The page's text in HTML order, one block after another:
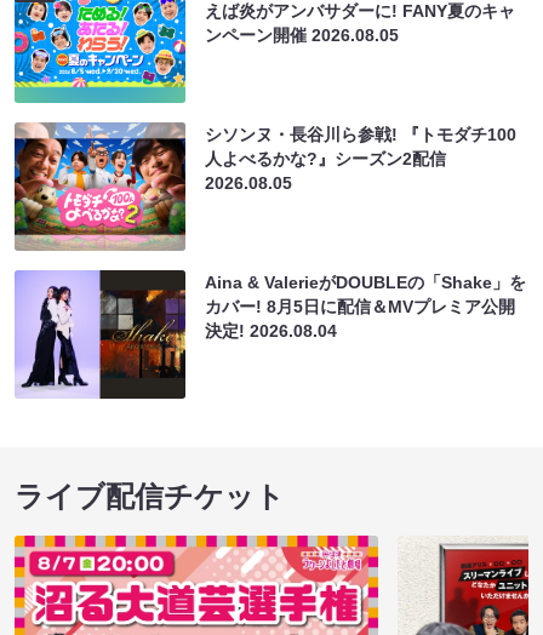
えば炎がアンバサダーに! FANY夏のキャ
ンペーン開催2026.08.05
シソンヌ・長谷川ら参戦! 『トモダチ100
人よべるかな?』シーズン2配信
2026.08.05
Aina & ValerieがDOUBLEの「Shake」を
カバー! 8月5日に配信＆MVプレミア公開
決定!2026.08.04
ライブ配信チケット